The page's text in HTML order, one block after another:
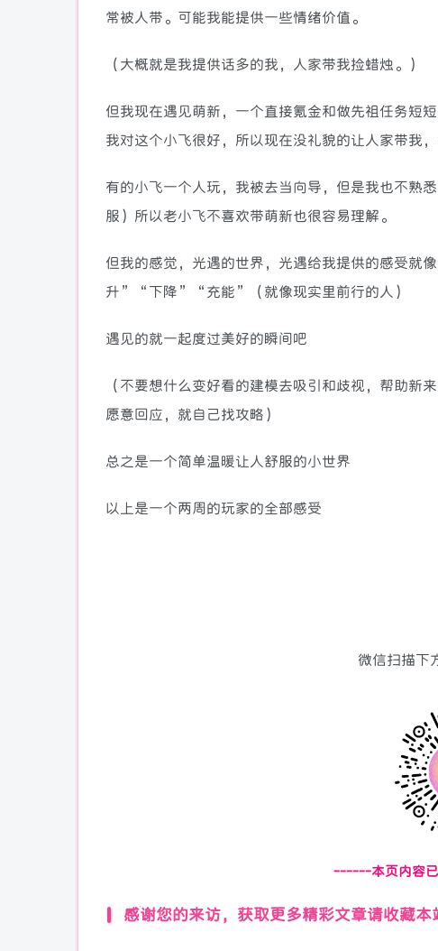
常被人带。可能我能提供一些情绪价值。
（大概就是我提供话多的我，人家带我捡蜡烛。）
但我现在遇见萌新，一个直接氪金和做先祖任务短
我对这个小飞很好，所以现在没礼貌的让人家带我，
有的小飞一个人玩，我被去当向导，但是我也不熟
服）所以老小飞不喜欢带萌新也很容易理解。
但我的感觉，光遇的世界，光遇给我提供的感受就
升”“下降”“充能”（就像现实里前行的人）
遇见的就一起度过美好的瞬间吧
（不要想什么变好看的建模去吸引和歧视，帮助新
愿意回应，就自己找攻略）
总之是一个简单温暖让人舒服的小世界
以上是一个两周的玩家的全部感受
微信扫描下
------本页内容
感谢您的来访，获取更多精彩文章请收藏本